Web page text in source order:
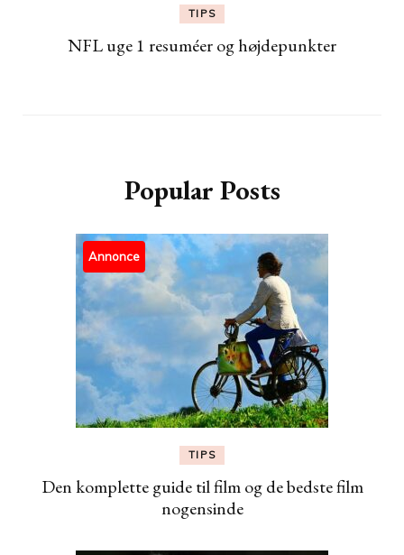
TIPS
NFL uge 1 resuméer og højdepunkter
Popular Posts
Annonce
TIPS
Den komplette guide til film og de bedste film
nogensinde